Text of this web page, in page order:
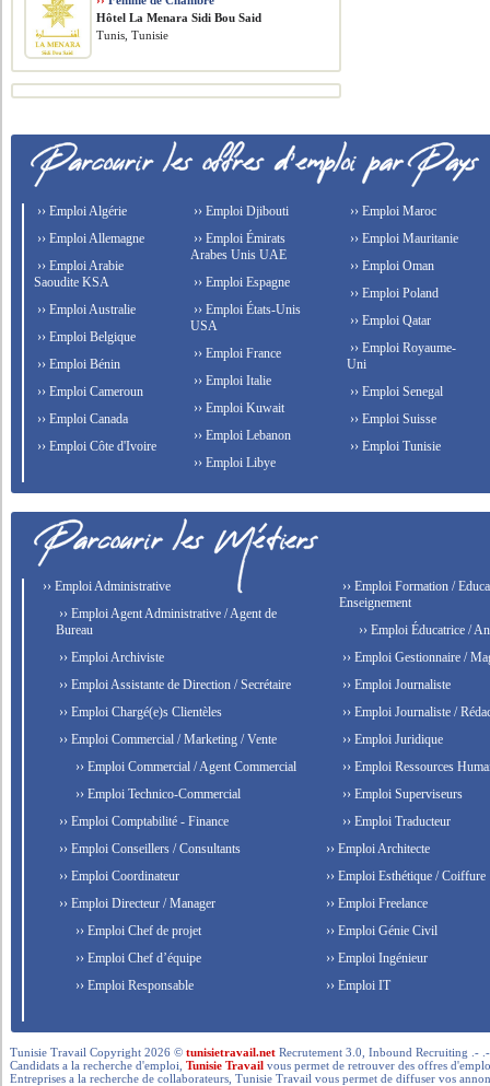
Hôtel La Menara Sidi Bou Said
Tunis, Tunisie
›› Emploi Algérie
›› Emploi Allemagne
›› Emploi Arabie
Saoudite KSA
›› Emploi Australie
›› Emploi Belgique
›› Emploi Bénin
›› Emploi Cameroun
›› Emploi Canada
›› Emploi Côte d'Ivoire
›› Emploi Djibouti
›› Emploi Émirats
Arabes Unis UAE
›› Emploi Espagne
›› Emploi États-Unis
USA
›› Emploi France
›› Emploi Italie
›› Emploi Kuwait
›› Emploi Lebanon
›› Emploi Libye
›› Emploi Maroc
›› Emploi Mauritanie
›› Emploi Oman
›› Emploi Poland
›› Emploi Qatar
›› Emploi Royaume-
Uni
›› Emploi Senegal
›› Emploi Suisse
›› Emploi Tunisie
›› Emploi Administrative
›› Emploi Agent Administrative / Agent de
Bureau
›› Emploi Archiviste
›› Emploi Assistante de Direction / Secrétaire
›› Emploi Chargé(e)s Clientèles
›› Emploi Commercial / Marketing / Vente
›› Emploi Commercial / Agent Commercial
›› Emploi Technico-Commercial
›› Emploi Comptabilité - Finance
›› Emploi Conseillers / Consultants
›› Emploi Coordinateur
›› Emploi Directeur / Manager
›› Emploi Chef de projet
›› Emploi Chef d’équipe
›› Emploi Responsable
›› Emploi Formation /
Enseignement
›› Emploi Éducatrice /
›› Emploi Gestionnaire /
›› Emploi Journaliste
›› Emploi Journaliste /
›› Emploi Juridique
›› Emploi Ressources
›› Emploi Superviseurs
›› Emploi Traducteur
›› Emploi Architecte
›› Emploi Esthétique / Coiffure
›› Emploi Freelance
›› Emploi Génie Civil
›› Emploi Ingénieur
›› Emploi IT
Tunisie Travail Copyright 2026 ©tunisietravail.net Recrutement 3.0, Inbound Recruiting .-
Candidats a la recherche d'emploi,Tunisie Travail vous permet de retrouver des offres
Entreprises a la recherche de collaborateurs, Tunisie Travail vous permet de diffuser vos